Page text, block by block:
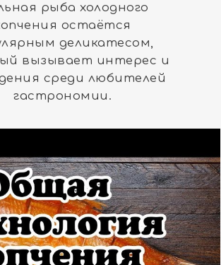
рыба холодного
остаётся
деликатесом,
вызывает интерес и
среди любителей
гастрономии.